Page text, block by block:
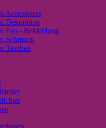
Accessoires
Dekoration
Fan - Bekleidung
Schmuck
Taschen